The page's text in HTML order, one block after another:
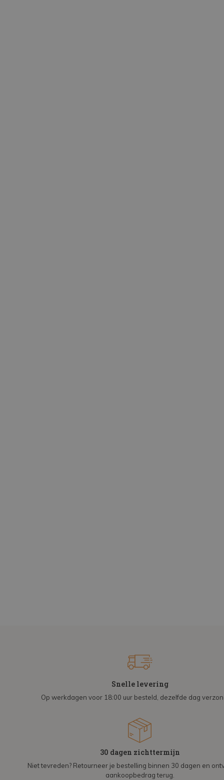
Snelle levering
Op werkdagen voor 18:00 uur besteld, dezelfde dag
30 dagen zichttermijn
Niet tevreden? Retourneer je bestelling binnen 30 dagen en
aankoopbedrag terug.